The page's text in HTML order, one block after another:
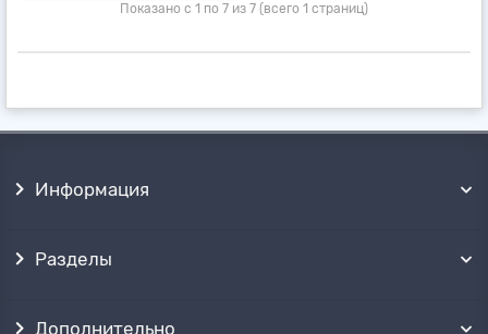
Показано с 1 по 7 из 7 (всего 1 страниц)
Информация
Разделы
Дополнительно